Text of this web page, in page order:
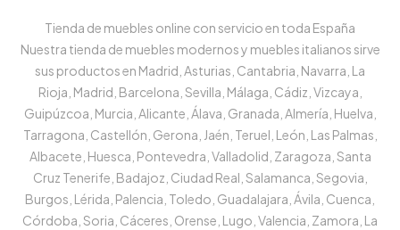
Tienda de muebles online con servicio en toda España
Nuestra tienda de muebles modernos y muebles italianos sirve
sus productos en Madrid, Asturias, Cantabria, Navarra, La
Rioja, Madrid, Barcelona, Sevilla, Málaga, Cádiz, Vizcaya,
Guipúzcoa, Murcia, Alicante, Álava, Granada, Almería, Huelva,
Tarragona, Castellón, Gerona, Jaén, Teruel, León, Las Palmas,
Albacete, Huesca, Pontevedra, Valladolid, Zaragoza, Santa
Cruz Tenerife, Badajoz, Ciudad Real, Salamanca, Segovia,
Burgos, Lérida, Palencia, Toledo, Guadalajara, Ávila, Cuenca,
Córdoba, Soria, Cáceres, Orense, Lugo, Valencia, Zamora, La